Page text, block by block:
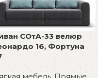
СОтА-33 велюр
16, Фортуна